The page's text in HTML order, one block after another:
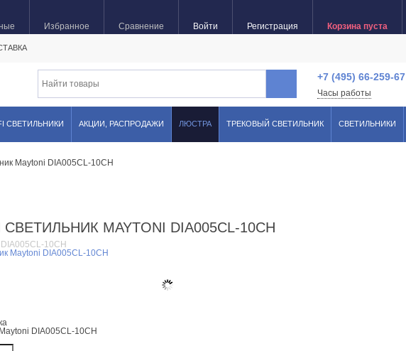
Избранное Сравнение Войти Регистрация Корзина пуста
+7 (495) 66-259-67
Часы работы
СВЕТИЛЬНИКИ АКЦИИ, РАСПРОДАЖИ ЛЮСТРА ТРЕКОВЫЙ СВЕТИЛЬНИК СВЕТИЛЬНИКИ
Maytoni DIA005CL-10CH
MAYTONI DIA005CL-10CH
DIA005CL-10CH
DIA005CL-10CH